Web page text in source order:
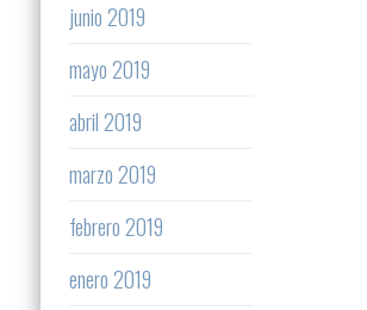
junio 2019
mayo 2019
abril 2019
marzo 2019
febrero 2019
enero 2019